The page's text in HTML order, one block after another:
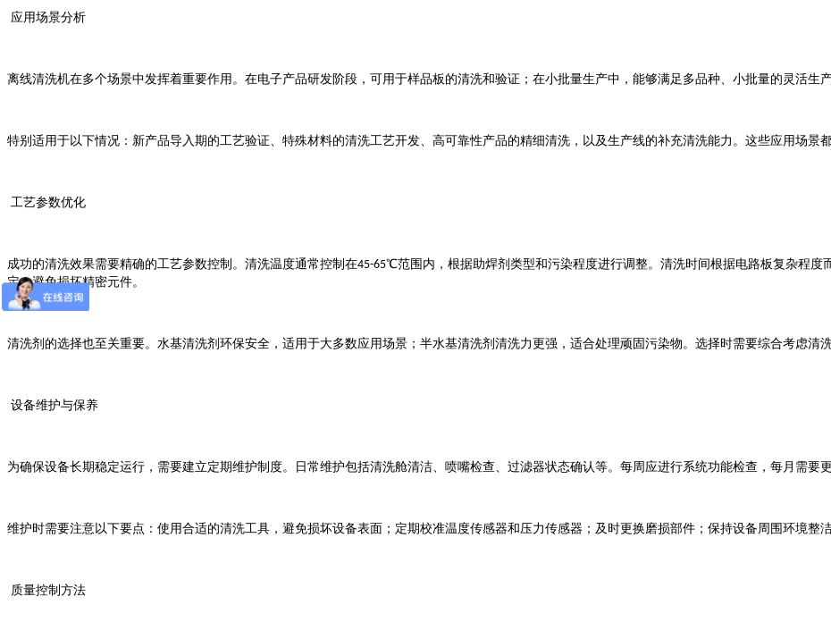
应用场景分析
离线清洗机在多个场景中发挥着重要作用。在电子产品研发阶段，可用于样品板的清洗和验证；在小批量生产中，能够满足多品种、小批量的灵活生
特别适用于以下情况：新产品导入期的工艺验证、特殊材料的清洗工艺开发、高可靠性产品的精细清洗，以及生产线的补充清洗能力。这些应用场景
工艺参数优化
成功的清洗效果需要精确的工艺参数控制。清洗温度通常控制在45-65℃范围内，根据助焊剂类型和污染程度进行调整。清洗时间根据电路板复杂程度
定，避免损坏精密元件。
清洗剂的选择也至关重要。水基清洗剂环保安全，适用于大多数应用场景；半水基清洗剂清洗力更强，适合处理顽固污染物。选择时需要综合考虑清
设备维护与保养
为确保设备长期稳定运行，需要建立定期维护制度。日常维护包括清洗舱清洁、喷嘴检查、过滤器状态确认等。每周应进行系统功能检查，每月需要
维护时需要注意以下要点：使用合适的清洗工具，避免损坏设备表面；定期校准温度传感器和压力传感器；及时更换磨损部件；保持设备周围环境整
质量控制方法